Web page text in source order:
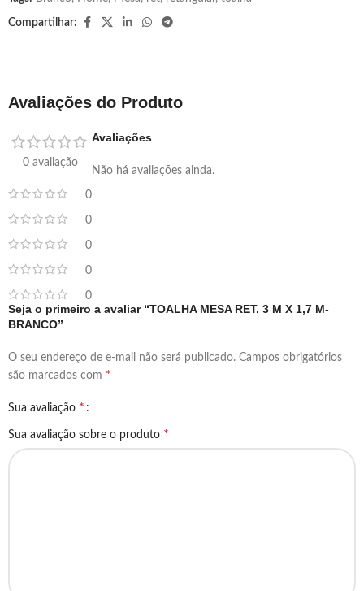
Compartilhar:
Avaliações do Produto
0 avaliação
0
0
0
0
0
Avaliações
Não há avaliações ainda.
Seja o primeiro a avaliar “TOALHA MESA RET. 3 M X 1,7 M-
BRANCO”
O seu endereço de e-mail não será publicado. Campos obrigatórios
são marcados com *
Sua avaliação *
Sua avaliação sobre o produto *